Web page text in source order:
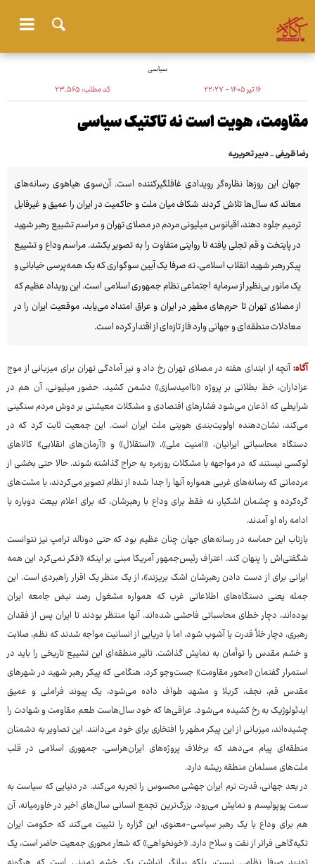
سیاسی
۱۶ تیر ۱۴۰۵ - ۲۲:۲۷ کد مطلب:۲۳٬۵۶۵
مقاومت، هویت است نه تاکتیک سیاسی
رضا ظریفی _ دبیر تحریریه
جهان این روزها نظاره‌گر رویدادی غافلگیرکننده است. آن‌سوی هیاهوی رسانه‌های
معاند که سال‌ها تلاش کردند شکاف میان ملت و حاکمیت در ایران را عمیق و غیرقابل
‌ترمیم جلوه دهند، اقیانوس میلیونی مردم در مصلای تهران و مراسم تشییع رهبر شهید
در پایتخت و قم تجلی یافته تا روایتی متفاوت را به تصویر بکشد. مراسم وداع و تشییع
پیکر رهبر شهید انقلاب اسلامی، نه صرفا یک آیین سوگواری که یک همه‌پرسی خیابانی و
یک مانور بی‌نظیر از سرمایه اجتماعی نظام جمهوری اسلامی است. این رویداد عظیم که
از مصلای تهران تا حرم‌های مطهر در ایران و عراق امتداد می‌یابد، موقعیت ایران را در
معادلات منطقه‌ای و جهانی وارد فاز تازه‌ای از اقتدار کرده است.
آگاه:آنچه از ابتدای هفته در مصلای تهران رخ داد و نیز آمادگی تهران برای میزبانی از موج
عزاداران، خط بطلانی بر پروژه «ناامیدسازی» دشمن کشید. حضور میلیونی، آن هم در
شرایطی که اذعان می‌شود فشارهای اقتصادی و مشکلات معیشتی بر دوش مردم سنگینی
می‌کند، نشان‌دهنده اولویت‌بندی هویتی ملت ایران است. این جمعیت ثابت کرد که در
دستگاه محاسباتی ایرانیان، «امنیت ملی»، «استقلال» و «آرمان‌های انقلابی» کالاهای
لوکسی نیستند که در مواجهه با مشکلات روزمره به حراج گذاشته شوند. حالا حتی بخشی از
مردمانی که رسانه‌های غربی همواره آنها را جدا شده از نظام تصویر می‌کردند، با مشت‌های
گره‌کرده و چشمان اشکبار، نه فقط برای وداع با رهبرشان، که برای اعلام بیعت دوباره با
ادامه راه او آمدند.
بازتاب این حماسه در رسانه‌های جهان چنان عظیم بود که حتی دونالد ترامپ نیز نتوانست
شگفتی‌اش را پنهان کند. اعتراف رئیس‌جمهور آمریکا مبنی بر اینکه «فکر نمی‌کرد این همه
ایرانی برای از دست دادن رهبرشان اشک بریزند»، از یک منظر یک اقرار راهبردی است. این
جمله یعنی دستگاه‌های اطلاعاتی غرب که همواره مشغول رصد نبض جامعه ایران
بوده‌اند، دچار خطای محاسباتی فاحشی شده‌اند. آنها منتظر بودند تا ایران پس از فقدان
رهبری، دچار خلأ قدرت یا آشوب شود، اما با دریایی از انسانیت مواجه شدند که نظم، صلابت
و خشم مقدس را توأمان به نمایش گذاشت. تاثیر منطقه‌ای این تشییع تاریخی را باید در
استمرار گفتمان «محور مقاومت» جست‌وجو کرد. هنگامی‌ که پیکر رهبر شهید در شهرهای
مقدس قم، نجف، کربلا و مشهد طواف داده می‌شود، یک پیوند فراملی و عمیق
ایدئولوژیک به رخ کشیده می‌شود. عراقی‌ها که خود سال‌هاست طعم مقاومت و شهادت را
چشیده‌اند، میزبانی از این پیکر مطهر را افتخاری برای خود می‌دانند. این تصاویر به دشمنان
منطقه‌ای پیام می‌دهد که برخلاف پروژه‌های ایران‌هراسی، جمهوری اسلامی در قلب
ملت‌های مسلمان منطقه ریشه دارد.
در بعد جهانی، قدرت نرم ایران جهشی محسوس را تجربه می‌کند. در دنیایی که سیاست به
سمت پوپولیسم و نمایش می‌رود، بزرگ‌ترین تجمع انسانی سال‌های اخیر در خاورمیانه، آن
هم برای وداع با یک رهبر سیاسی-معنوی، این گزاره را تثبیت می‌کند که حکومت ایران
تکیه‌گاهی فراتر از نفت و سلاح دارد. «خونخواهی» که شعار محوری جمعیت حاضر است، یک